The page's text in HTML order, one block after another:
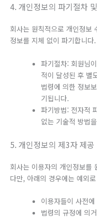
4. 개인정보의 파기절차
회사는 원칙적으로 개인정보
정보를 지체 없이 파기합니
파기절차: 회원님
적이 달성된 후 별
법령에 의한 정보
기됩니다.
파기방법: 전자적
없는 기술적 방법
5. 개인정보의 제3자 제공
회사는 이용자의 개인정보를
다만, 아래의 경우에는 예외
이용자들이 사전
법령의 규정에 의